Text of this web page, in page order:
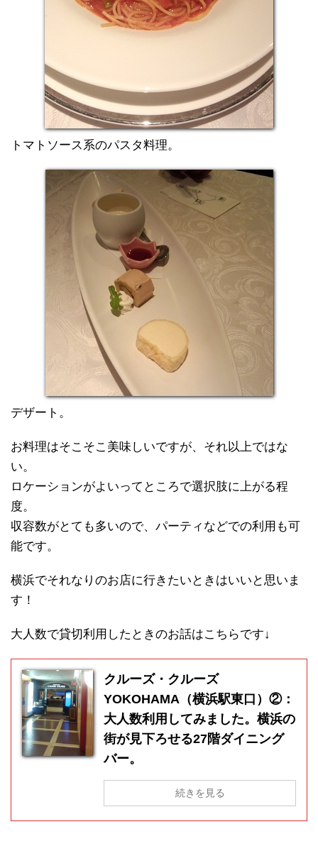
トマトソース系のパスタ料理。
デザート。
お料理はそこそこ美味しいですが、それ以上ではな
い。
ロケーションがよいってところで選択肢に上がる程
度。
収容数がとても多いので、パーティなどでの利用も可
能です。
横浜でそれなりのお店に行きたいときはいいと思いま
す！
大人数で貸切利用したときのお話はこちらです↓
クルーズ・クルーズ
YOKOHAMA（横浜駅東口）②：
大人数利用してみました。横浜の
街が見下ろせる27階ダイニング
バー。
続きを見る